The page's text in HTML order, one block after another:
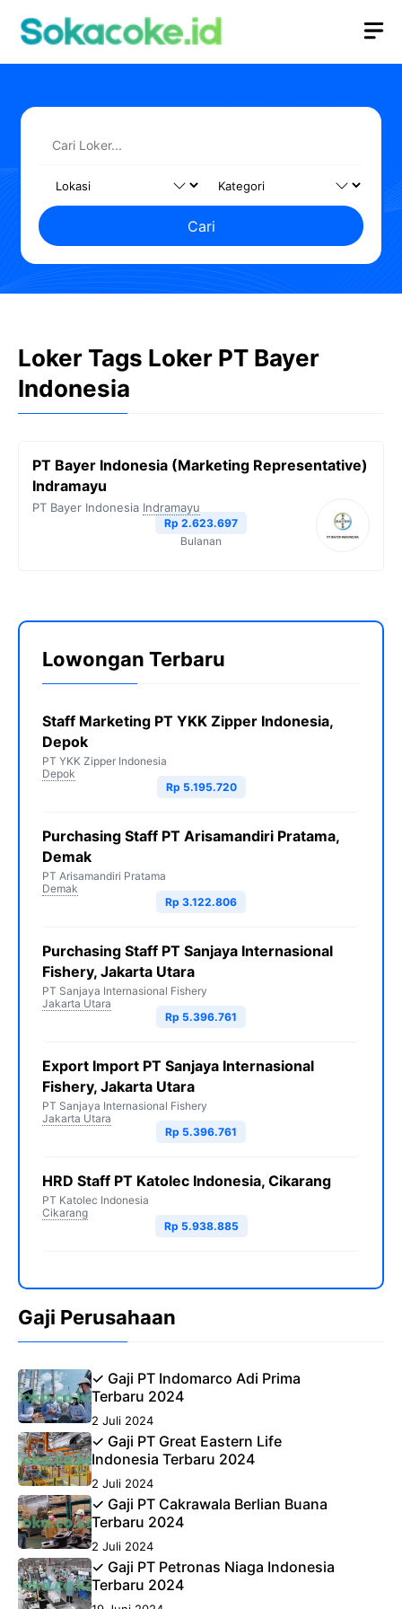
Cari
Loker Tags Loker PT Bayer
Indonesia
PT Bayer Indonesia (Marketing Representative)
Indramayu
PT Bayer Indonesia Indramayu
Rp 2.623.697
Bulanan
Lowongan Terbaru
Staff Marketing PT YKK Zipper Indonesia,
Depok
PT YKK Zipper Indonesia
Depok
Rp 5.195.720
Purchasing Staff PT Arisamandiri Pratama,
Demak
PT Arisamandiri Pratama
Demak
Rp 3.122.806
Purchasing Staff PT Sanjaya Internasional
Fishery, Jakarta Utara
PT Sanjaya Internasional Fishery
Jakarta Utara
Rp 5.396.761
Export Import PT Sanjaya Internasional
Fishery, Jakarta Utara
PT Sanjaya Internasional Fishery
Jakarta Utara
Rp 5.396.761
HRD Staff PT Katolec Indonesia, Cikarang
PT Katolec Indonesia
Cikarang
Rp 5.938.885
Gaji Perusahaan
✓ Gaji PT Indomarco Adi Prima
Terbaru 2024
2 Juli 2024
✓ Gaji PT Great Eastern Life
Indonesia Terbaru 2024
2 Juli 2024
✓ Gaji PT Cakrawala Berlian Buana
Terbaru 2024
2 Juli 2024
✓ Gaji PT Petronas Niaga Indonesia
Terbaru 2024